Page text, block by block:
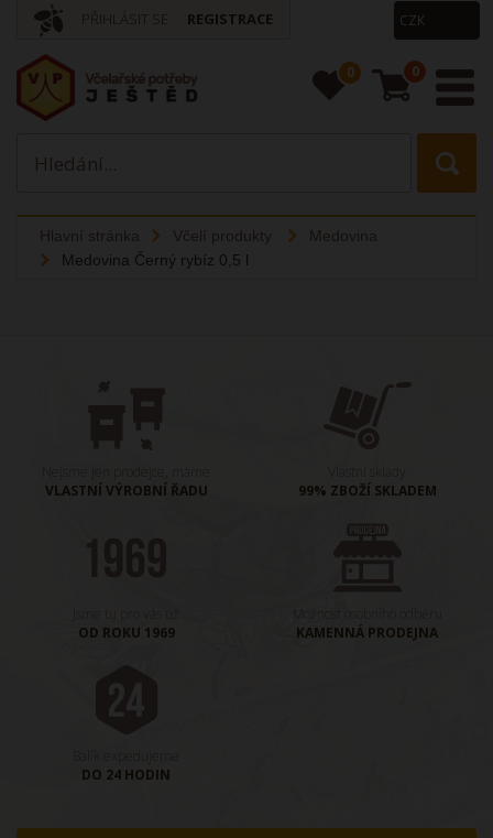
PŘIHLÁSIT SE REGISTRACE
0 0
Hlavní stránka Včelí produkty
Medovina
Medovina Černý rybíz 0,5 l
VLASTNÍ VÝROBNÍ ŘADU
99% ZBOŽÍ SKLADEM
OD ROKU 1969
KAMENNÁ PRODEJNA
DO 24 HODIN